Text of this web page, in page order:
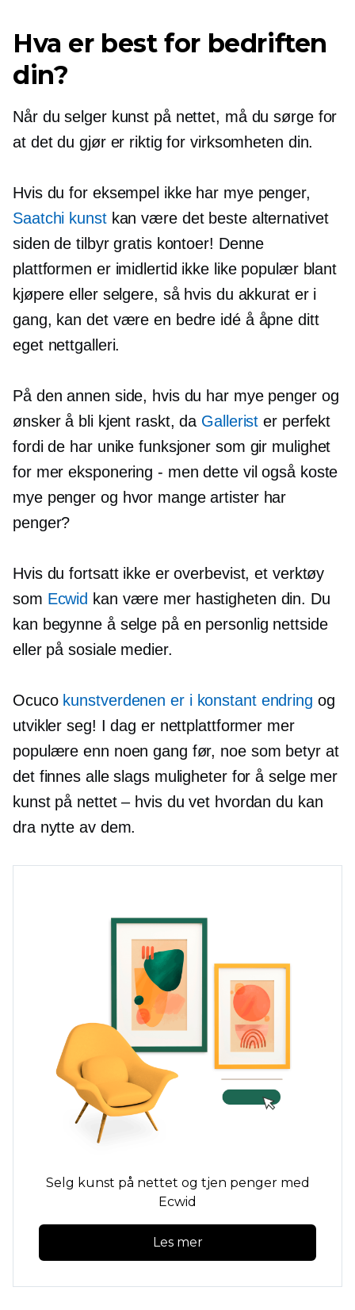
Hva er best for bedriften
din?
Når du selger kunst på nettet, må du sørge for
at det du gjør er riktig for virksomheten din.
Hvis du for eksempel ikke har mye penger,
Saatchi kunstkan være det beste alternativet
siden de tilbyr gratis kontoer! Denne
plattformen er imidlertid ikke like populær blant
kjøpere eller selgere, så hvis du akkurat er i
gang, kan det være en bedre idé å åpne ditt
eget nettgalleri.
På den annen side, hvis du har mye penger og
ønsker å bli kjent raskt, da Gallerist er perfekt
fordi de har unike funksjoner som gir mulighet
for mer eksponering - men dette vil også koste
mye penger og hvor mange artister har
penger?
Hvis du fortsatt ikke er overbevist, et verktøy
som Ecwid kan være mer hastigheten din. Du
kan begynne å selge på en personlig nettside
eller på sosiale medier.
Ocuco kunstverdenen er i konstant endring og
utvikler seg! I dag er nettplattformer mer
populære enn noen gang før, noe som betyr at
det finnes alle slags muligheter for å selge mer
kunst på nettet – hvis du vet hvordan du kan
dra nytte av dem.
Selg kunst på nettet og tjen penger med
Ecwid
Les mer